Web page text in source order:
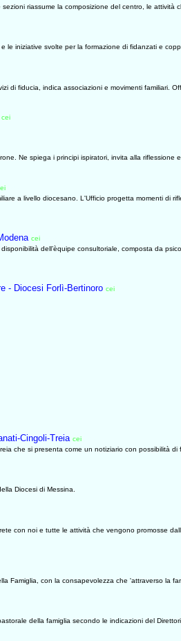
riassume la composizione del centro, le
le iniziative svolte per la formazione di fidanzati e
di fiducia, indica associazioni e movimenti familiari.
cei
Ne spiega i principi ispiratori, invita alla
a livello diocesano. L'Ufficio progetta momenti
cei
dell’èquipe consultoriale, composta da
- Diocesi Forlì-Bertinoro cei
Cingoli-Treia cei
che si presenta come un notiziario con possibilità
Diocesi di Messina.
con noi e tutte le attività che vengono promosse
Famiglia, con la consapevolezza che 'attraverso la
della famiglia secondo le indicazioni del